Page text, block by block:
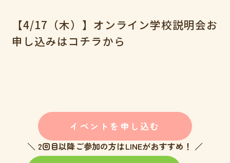
【4/17（木）】オンライン学校説明会お
申し込みはコチラから
イベントを申し込む
＼ 2回目以降ご参加の方はLINEがおすすめ！ ／